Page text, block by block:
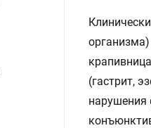
(гастрит,
нарушения